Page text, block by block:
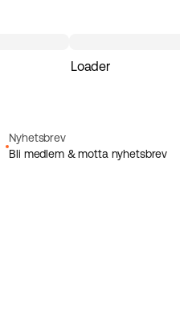
Loader
Nyhetsbrev
Bli medlem & motta nyhetsbrev